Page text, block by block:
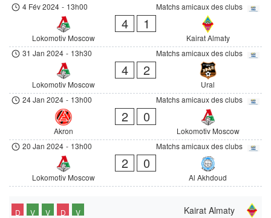
Matchs amicaux des clubs
4 Fév 2024 - 13h00
Lokomotiv Moscow
4 1
Kairat Almaty
Matchs amicaux des clubs
31 Jan 2024 - 13h30
Lokomotiv Moscow
4 2
Ural
Matchs amicaux des clubs
24 Jan 2024 - 13h00
Akron
2 0
Lokomotiv Moscow
Matchs amicaux des clubs
20 Jan 2024 - 13h00
Lokomotiv Moscow
2 0
Al Akhdoud
Kairat Almaty
D V V D V